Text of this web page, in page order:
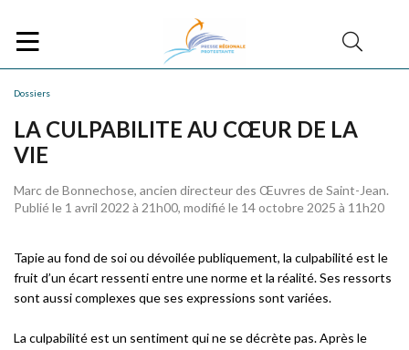
Dossiers
LA CULPABILITE AU CŒUR DE LA
VIE
Marc de Bonnechose, ancien directeur des Œuvres de Saint-Jean.
Publié le 1 avril 2022 à 21h00, modifié le 14 octobre 2025 à 11h20
Tapie au fond de soi ou dévoilée publiquement, la culpabilité est le
fruit d’un écart ressenti entre une norme et la réalité. Ses ressorts
sont aussi complexes que ses expressions sont variées.
La culpabilité est un sentiment qui ne se décrète pas. Après le